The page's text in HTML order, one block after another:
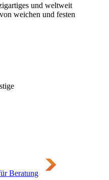
und weltweit
weichen und festen
Beratung